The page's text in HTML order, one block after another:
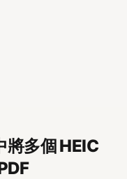
將多個 HEIC